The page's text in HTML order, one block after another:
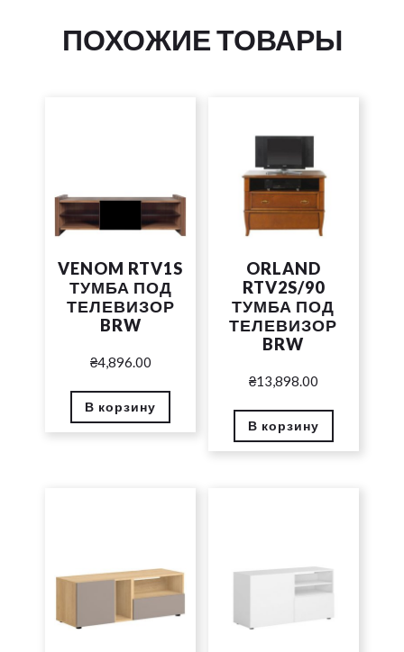
ПОХОЖИЕ ТОВАРЫ
VENOM RTV1S
ТУМБА ПОД
ТЕЛЕВИЗОР
BRW
₴4,896.00
В корзину
ORLAND
RTV2S/90
ТУМБА ПОД
ТЕЛЕВИЗОР
BRW
₴13,898.00
В корзину